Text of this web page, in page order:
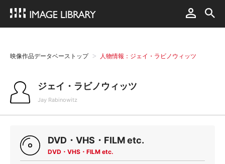
映像作品データベーストップ 人物情報：ジェイ・ラビノウィッツ
ジェイ・ラビノウィッツ
Jay Rabinowitz
DVD・VHS・FILM etc.
DVD・VHS・FILM etc.